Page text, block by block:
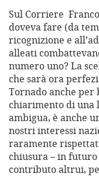
Sul Corriere
doveva fare (da
ricognizione e
alleati
numero uno? La
che sarà ora
Tornado anche per
chiarimento di una
ambigua, è anche
nostri interessi
raramente
chiusura – in
contributo altrui,